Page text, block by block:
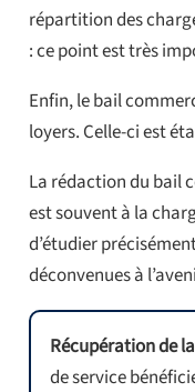
répartition des
: ce point est très
Enfin, le bail
loyers. Celle-ci est
La rédaction du bail
est souvent à la
d’étudier
déconvenues à
Récupération de la
de service